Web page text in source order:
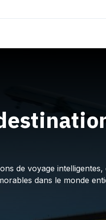
de voyage intelligentes,
dans le monde